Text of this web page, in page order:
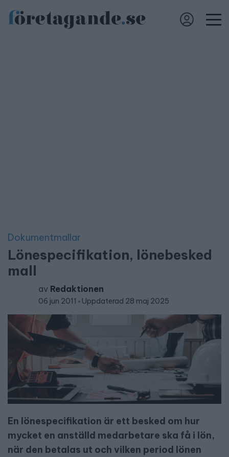
Dokumentmallar
Lönespecifikation, lönebesked
mall
av Redaktionen
06 jun 2011 Uppdaterad 28 maj 2025
En lönespecifikation är ett besked om hur
mycket en anställd medarbetare ska få i lön,
när den betalas ut och vilken period lönen